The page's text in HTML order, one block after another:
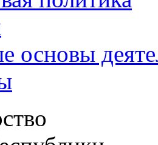
основы